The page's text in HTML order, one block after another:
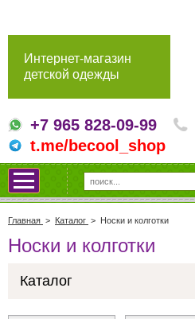
Интернет-магазин
детской одежды
+7 965 828-09-99
t.me/becool_shop
Главная > Каталог > Носки и колготки
Носки и колготки
Каталог